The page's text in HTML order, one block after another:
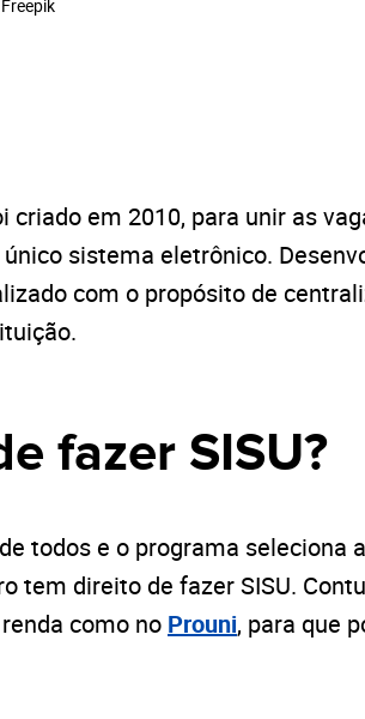
criado em 2010, para unir as
sistema eletrônico.
com o propósito de
fazer SISU?
todos e o programa seleciona
tem direito de fazer SISU.
como no Prouni, para que